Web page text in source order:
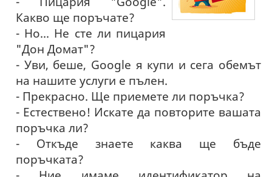
Какво ще поръчате?
- Но... Не сте ли пицария
"Дон Домат"?
- Уви, беше, Google я купи и сега обемът
на нашите услуги е пълен.
- Прекрасно. Ще приемете ли поръчка?
- Естествено! Искате да повторите вашата
поръчка ли?
- Откъде знаете каква ще бъде
поръчката?